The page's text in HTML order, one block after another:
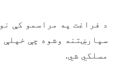
د فراغت په مراسمو کې
سپارښتنه وشوه چې خپلې
مسلکي شي.